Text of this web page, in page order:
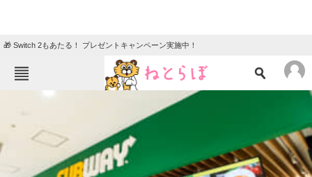
🎁 Switch 2もあたる！ プレゼントキャンペーン実施中！
ニュース
エンタメ
地域